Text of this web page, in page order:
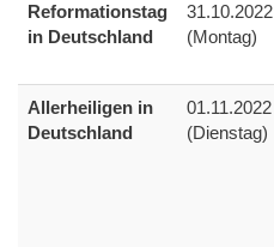
Reformationstag
in Deutschland
31.10.2022
(Montag)
Allerheiligen in
Deutschland
01.11.2022
(Dienstag)